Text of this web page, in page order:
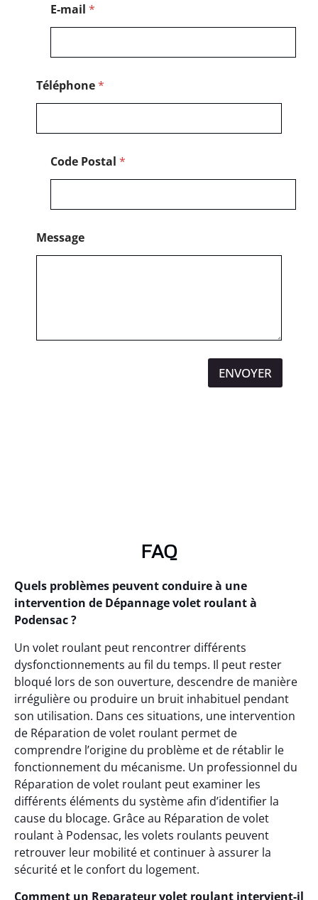
E-mail *
Téléphone*
Code Postal *
Message
ENVOYER
FAQ
Quels problèmes peuvent conduire à une
intervention de Dépannage volet roulant à
Podensac ?
Un volet roulant peut rencontrer différents
dysfonctionnements au fil du temps. Il peut rester
bloqué lors de son ouverture, descendre de manière
irrégulière ou produire un bruit inhabituel pendant
son utilisation. Dans ces situations, une intervention
de Réparation de volet roulant permet de
comprendre l’origine du problème et de rétablir le
fonctionnement du mécanisme. Un professionnel du
Réparation de volet roulant peut examiner les
différents éléments du système afin d’identifier la
cause du blocage. Grâce au Réparation de volet
roulant à Podensac, les volets roulants peuvent
retrouver leur mobilité et continuer à assurer la
sécurité et le confort du logement.
Comment un Reparateur volet roulant intervient-il